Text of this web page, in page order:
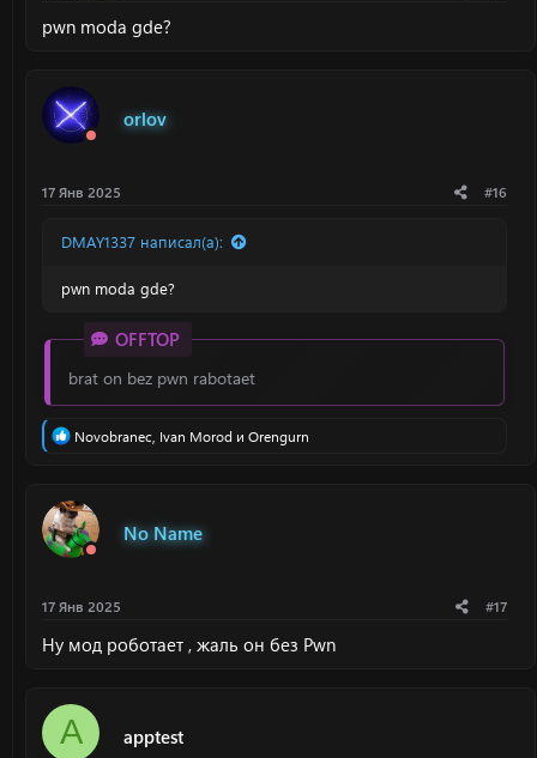
pwn moda gde?
orlov
17 Янв 2025 #16
DMAY1337 написал(а):
pwn moda gde?
OFFTOP
brat on bez pwn rabotaet
Р
ц
и
и
Novobranec Ivan Morod и Orengurn
No Name
17 Янв 2025 #17
Ну мод роботает , жаль он без Pwn
A apptest